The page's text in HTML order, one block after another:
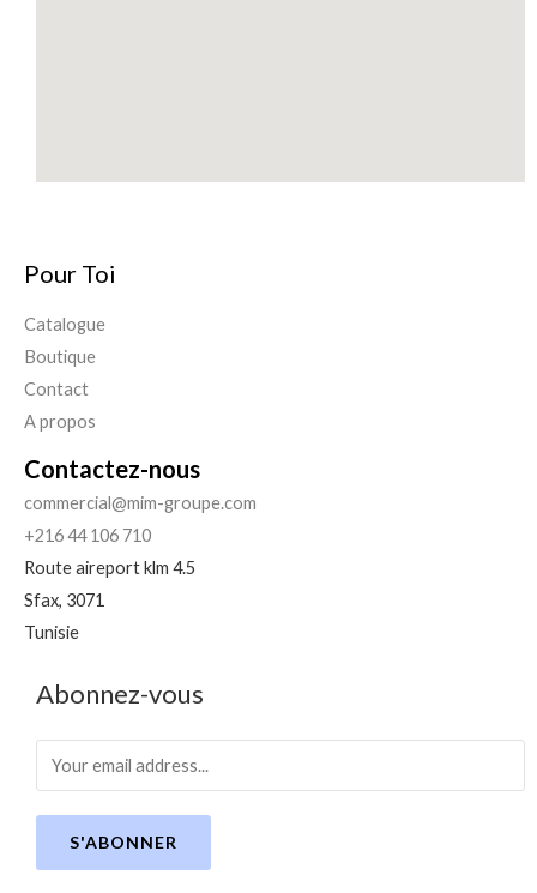
Pour Toi
Catalogue
Boutique
Contact
A propos
Contactez-nous
commercial@mim-groupe.com
+216 44 106 710
Route aireport klm 4.5
Sfax, 3071
Tunisie
Abonnez-vous
S'ABONNER